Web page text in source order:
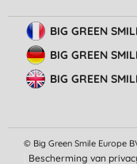
BIG GREEN
BIG GREEN
BIG GREEN
© Big Green Smile Europe
Bescherming van